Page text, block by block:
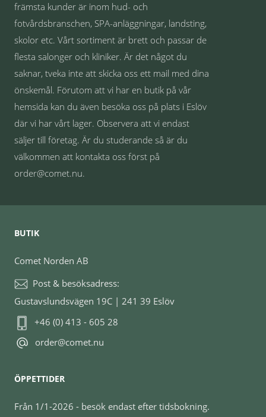
främsta kunder är inom hud- och
fotvårdsbranschen, SPA-anläggningar, landsting,
skolor etc. Vårt sortiment är brett och passar de
flesta salonger och kliniker. Är det något du
saknar, tveka inte att skicka oss ett mail med dina
önskemål. Förutom att vi har en butik på vår
hemsida kan du även besöka oss på plats i Eslöv
där vi har vårt lager. Observera att vi endast
säljer till företag. Är du studerande så är du
välkommen att kontakta oss först på
order@comet.nu.
BUTIK
Comet Norden AB
Post & besöksadress:
Gustavslundsvägen 19C | 241 39 Eslöv
+46 (0) 413 - 605 28
order@comet.nu
ÖPPETTIDER
Från 1/1-2026 - besök endast efter tidsbokning.